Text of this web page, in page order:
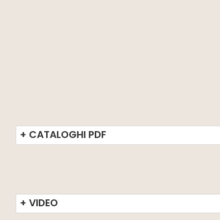
+ CATALOGHI PDF
+ VIDEO